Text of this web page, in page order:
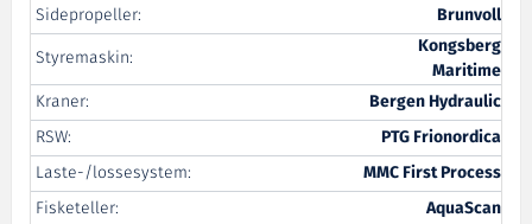
Sidepropeller:
Brunvoll
Styremaskin:
Kongsberg
Maritime
Kraner:
Bergen Hydraulic
RSW:
PTG Frionordica
Laste-/lossesystem:
MMC First Process
Fisketeller:
AquaScan